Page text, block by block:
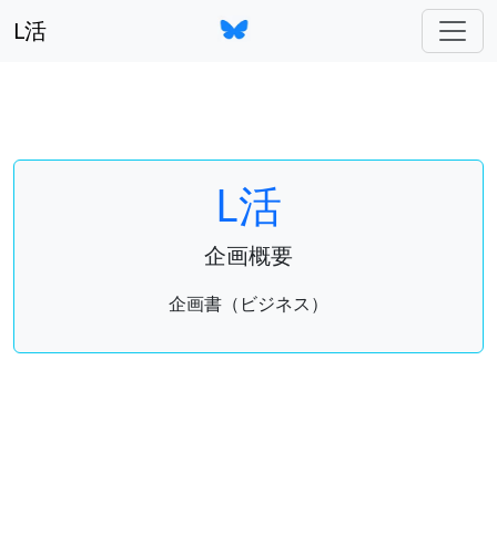
L活
L活
企画概要
企画書（ビジネス）